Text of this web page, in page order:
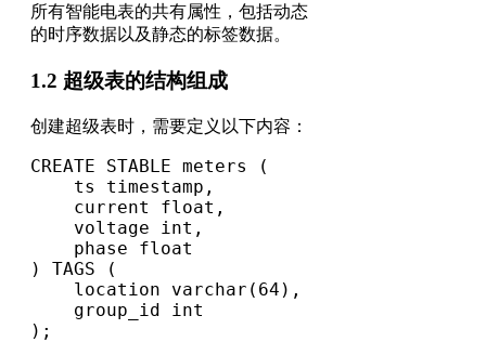
所有智能电表的共有属性，包括动态
的时序数据以及静态的标签数据。
1.2 超级表的结构组成
创建超级表时，需要定义以下内容：
CREATE STABLE meters (
) TAGS (
);